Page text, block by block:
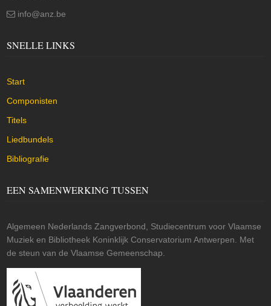
info@anz.be
SNELLE LINKS
Start
Componisten
Titels
Liedbundels
Bibliografie
EEN SAMENWERKING TUSSEN
Algemeen Nederlands Zangverbond, Studiecentrum voor Vlaamse
Muziek en Bibliotheek Koninklijk Conservatorium Antwerpen. Met
de steun van de Vlaamse Gemeenschap.